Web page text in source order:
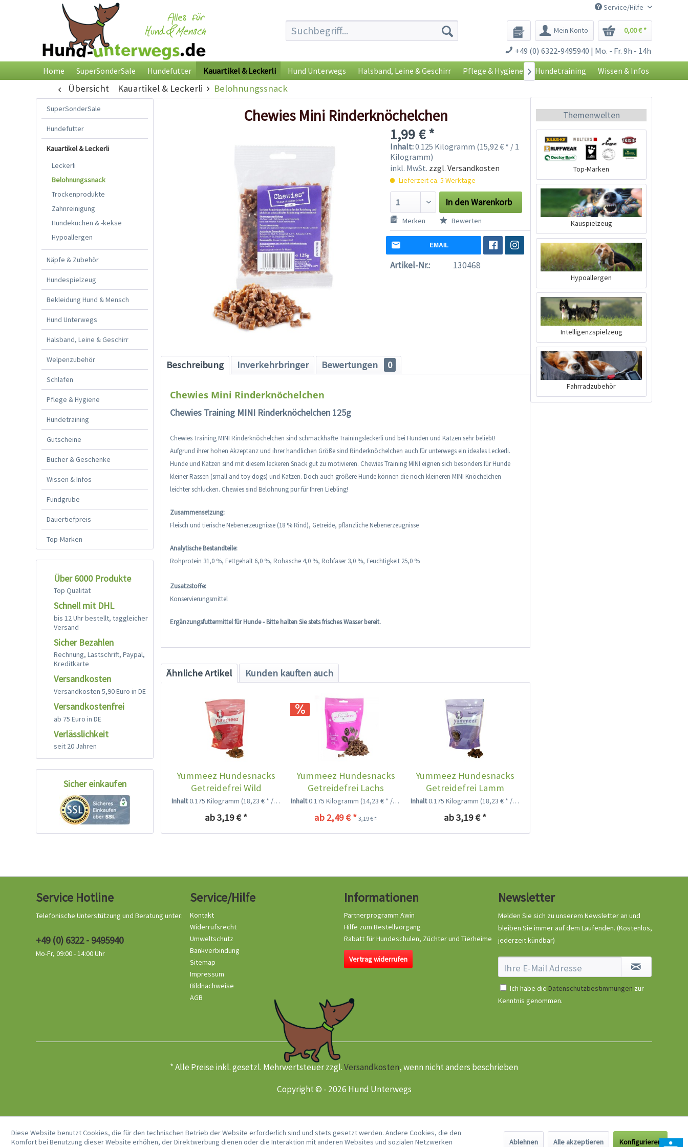
Service/Hilfe
Mein Konto 0,00 € *
+49 (0) 6322-9495940 | Mo. - Fr. 9h - 14h
Home SuperSonderSale Hundefutter Kauartikel & Leckerli Hund Unterwegs Halsband, Leine & Geschirr Pflege & Hygiene Hundetraining Wissen & Infos

Übersicht Kauartikel & Leckerli Belohnungssnack
SuperSonderSale
Hundefutter
Kauartikel & Leckerli
Leckerli
Belohnungssnack
Trockenprodukte
Zahnreinigung
Hundekuchen & -kekse
Hypoallergen
Näpfe & Zubehör
Hundespielzeug
Bekleidung Hund & Mensch
Hund Unterwegs
Halsband, Leine & Geschirr
Welpenzubehör
Schlafen
Pflege & Hygiene
Hundetraining
Gutscheine
Bücher & Geschenke
Wissen & Infos
Fundgrube
Dauertiefpreis
Top-Marken
Über 6000 Produkte
Top Qualität
Schnell mit DHL
bis 12 Uhr bestellt, taggleicher
Versand
Sicher Bezahlen
Rechnung, Lastschrift, Paypal,
Kreditkarte
Versandkosten
Versandkosten 5,90 Euro in DE
Versandkostenfrei
ab 75 Euro in DE
Verlässlichkeit
seit 20 Jahren
Sicher einkaufen
Chewies Mini Rinderknöchelchen
1,99 € *
Inhalt:0.125 Kilogramm (15,92 € * / 1
Kilogramm)
inkl. MwSt. zzgl. Versandkosten
Lieferzeit ca. 5 Werktage
In den Warenkorb
Merken Bewerten
EMAIL
Artikel-Nr.: 130468
Beschreibung Inverkehrbringer Bewertungen 0
Chewies Mini Rinderknöchelchen
Chewies Training MINI Rinderknöchelchen 125g
Chewies Training MINI Rinderknöchelchen sind schmackhafte Trainingsleckerli und bei Hunden und Katzen sehr beliebt!
Aufgrund ihrer hohen Akzeptanz und ihrer handlichen Größe sind Rinderknöchelchen auch für unterwegs ein ideales Leckerli.
Hunde und Katzen sind mit diesem leckeren Snack gut zu motivieren. Chewies Training MINI eignen sich besonders für Hunde
kleiner Rassen (small and toy dogs) und Katzen. Doch auch größere Hunde können die noch kleineren MINI Knöchelchen
leichter schlucken. Chewies sind Belohnung pur für Ihren Liebling!
Zusammensetzung:
Fleisch und tierische Nebenerzeugnisse (18 % Rind), Getreide, pflanzliche Nebenerzeugnisse
Analytische Bestandteile:
Rohprotein 31,0 %, Fettgehalt 6,0 %, Rohasche 4,0 %, Rohfaser 3,0 %, Feuchtigkeit 25,0 %
Zusatzstoffe:
Konservierungsmittel
Ergänzungsfuttermittel für Hunde - Bitte halten Sie stets frisches Wasser bereit.
Ähnliche Artikel Kunden kauften auch
Yummeez Hundesnacks
Getreidefrei Wild
Inhalt0.175 Kilogramm (18,23 € * / 1 Kilogramm)
ab 3,19 € *
Yummeez Hundesnacks
Getreidefrei Lachs
Inhalt0.175 Kilogramm(14,23 € * / 1 Kilogramm)
ab 2,49 € * 3,19 € *
Yummeez Hundesnacks
Getreidefrei Lamm
Inhalt0.175 Kilogramm (18,23 € * / 1 Kilogramm)
ab 3,19 € *
Themenwelten
Top-Marken
Kauspielzeug
Hypoallergen
Intelligenzspielzeug
Fahrradzubehör
Service Hotline
Telefonische Unterstützung und Beratung unter:
+49 (0) 6322 - 9495940
Mo-Fr, 09:00 - 14:00 Uhr
Service/Hilfe
Kontakt
Widerrufsrecht
Umweltschutz
Bankverbindung
Sitemap
Impressum
Bildnachweise
AGB
Informationen
Partnerprogramm Awin
Hilfe zum Bestellvorgang
Rabatt für Hundeschulen, Züchter und Tierheime
Vertrag widerrufen
Newsletter
Melden Sie sich zu unserem Newsletter an und
bleiben Sie immer auf dem Laufenden. (Kostenlos,
jederzeit kündbar)
Ich habe die Datenschutzbestimmungen zur
Kenntnis genommen.
* Alle Preise inkl. gesetzl. Mehrwertsteuer zzgl.Versandkosten, wenn nicht anders beschrieben
Copyright © - 2026 Hund Unterwegs
Diese Website benutzt Cookies, die für den technischen Betrieb der Website erforderlich sind und stets gesetzt werden. Andere Cookies, die den
Komfort bei Benutzung dieser Website erhöhen, der Direktwerbung dienen oder die Interaktion mit anderen Websites und sozialen Netzwerken
Ablehnen Alle akzeptieren Konfigurieren